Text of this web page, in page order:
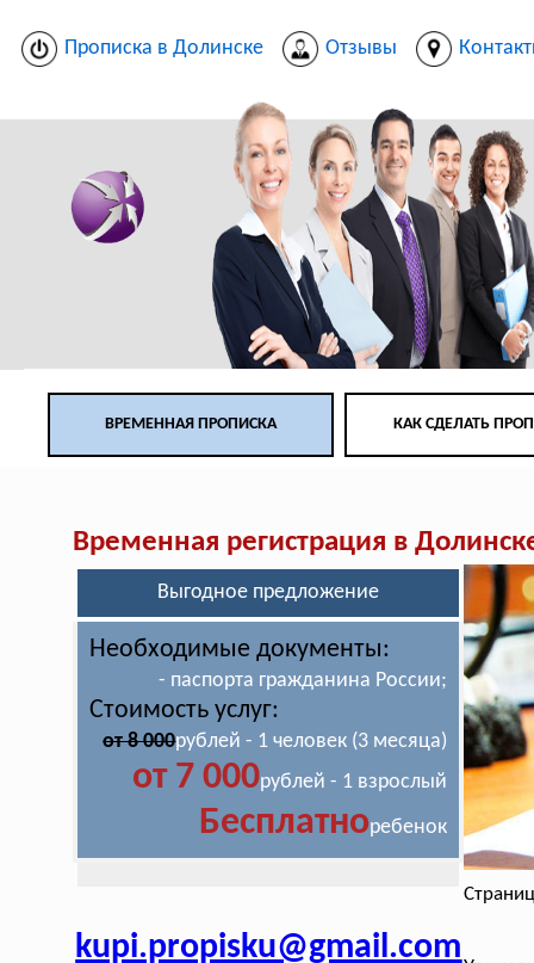
Прописка в Долинске Отзывы
ВРЕМЕННАЯ ПРОПИСКА КАК СДЕЛАТЬ
Временная регистрация в
Выгодное предложение
Необходимые документы:
- паспорта гражданина России;
Стоимость услуг:
от 8 000рублей - 1 человек (3 месяца)
от 7 000рублей - 1 взрослый
Бесплатноребенок
kupi.propisku@gmail.com